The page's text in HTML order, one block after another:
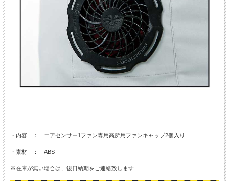
・内容 ： エアセンサー1ファン専用高所用ファンキャップ2個入り
・素材 ： ABS
※在庫が無い場合は、後日納期をご連絡致します